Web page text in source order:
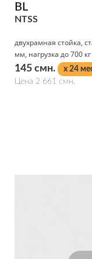
BL
NTSS
двухрамная стойка,
мм, нагрузка до 700 кг
145 смн.
x 24
Цена 2 661 смн.